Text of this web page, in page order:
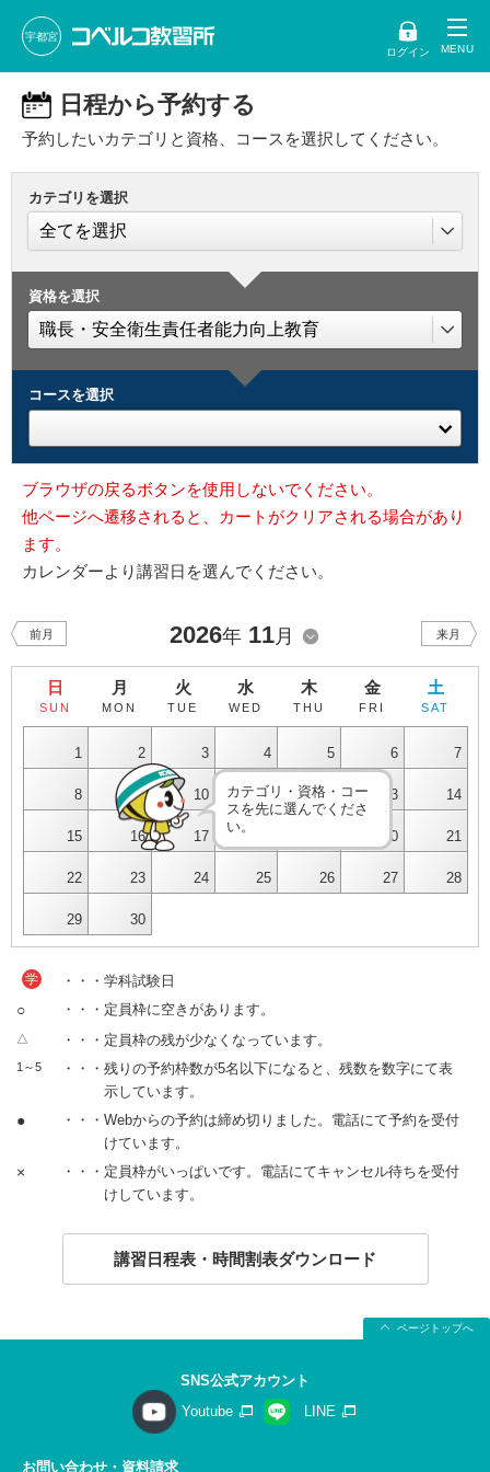
宇都宮
ログイン
日程から予約する
予約したいカテゴリと資格、コースを選択してください。
カテゴリを選択
資格を選択
コースを選択
ブラウザの戻るボタンを使用しないでください。
他ページへ遷移されると、カートがクリアされる場合があり
ます。
カレンダーより講習日を選んでください。
前月 2026年 11月 来月
日
SUN
月
MON
火
TUE
水
WED
木
THU
金
FRI
土
SAT
1 2 3 4 5 6 7
8 9 10 11 12 13 14
15 16 17 20 21
22 23 24 25 26 27 28
29 30
カテゴリ・資格・コー
スを先に選んでくださ
い。
学 ・・・学科試験日
○ ・・・定員枠に空きがあります。
△ ・・・定員枠の残が少なくなっています。
1～5
・・・残りの予約枠数が5名以下になると、残数を数字にて表
示しています。
●
・・・Webからの予約は締め切りました。電話にて予約を受付
けています。
×
・・・定員枠がいっぱいです。電話にてキャンセル待ちを受付
けしています。
講習日程表・時間割表ダウンロード
ページトップへ
SNS公式アカウント
Youtube
LINE
お問い合わせ・資料請求